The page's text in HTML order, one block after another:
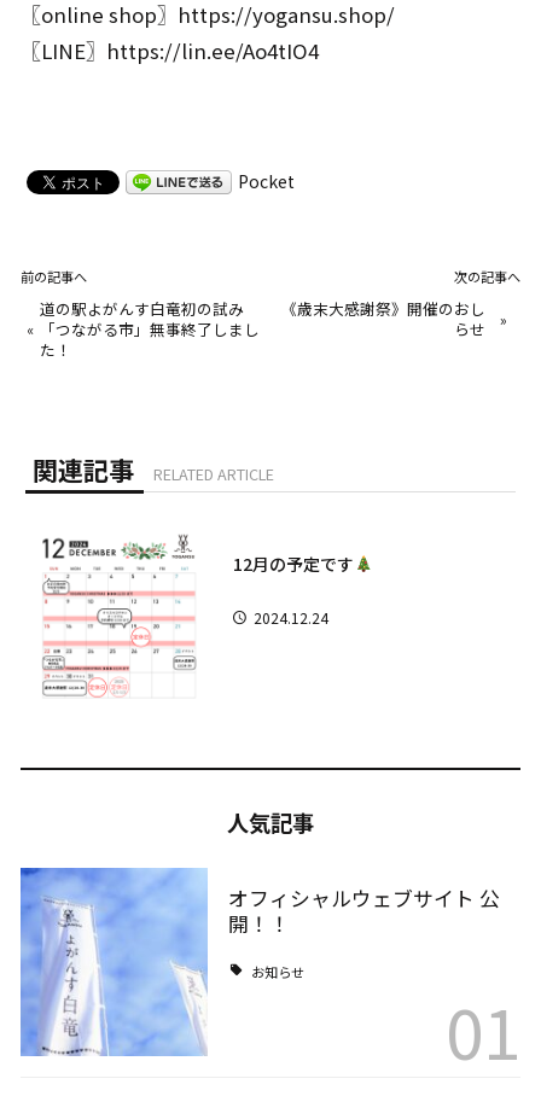
〖online shop〗 https://yogansu.shop/
〖LINE〗 https://lin.ee/Ao4tIO4
Pocket
前の記事へ
«
道の駅よがんす白竜初の試み
「つながる市」無事終了しまし
た！
次の記事へ
《歳末大感謝祭》開催のおし
らせ
»
関連記事 RELATED ARTICLE
12月の予定です
2024.12.24
人気記事
オフィシャルウェブサイト 公
開！！
お知らせ
01